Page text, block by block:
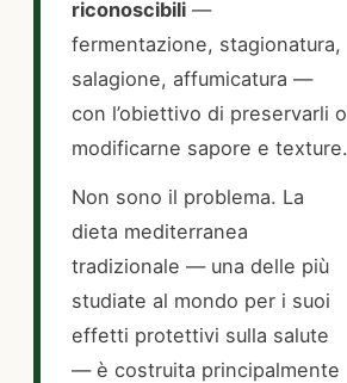
riconoscibili —
fermentazione, stagionatura,
salagione, affumicatura —
con l’obiettivo di preservarli o
modificarne sapore e texture.
Non sono il problema. La
dieta mediterranea
tradizionale — una delle più
studiate al mondo per i suoi
effetti protettivi sulla salute
— è costruita principalmente